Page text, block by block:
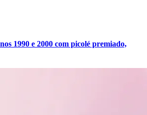
1990 e 2000 com picolé premiado,